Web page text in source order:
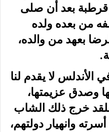
بعد أن صلى
من بعده ولده
بعهد من والده،
الأندلس لا يقدم لنا
وصدق عزيمتها،
خرج ذلك الشاب
وانهيار دولتهم،